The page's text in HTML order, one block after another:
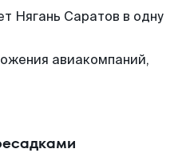
Нягань Саратов в одну
авиакомпаний,